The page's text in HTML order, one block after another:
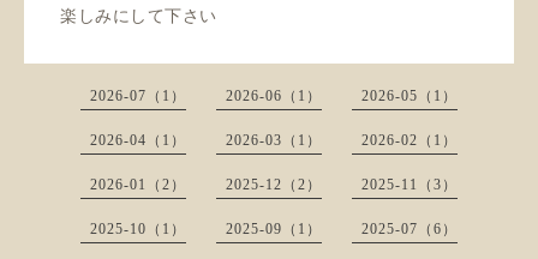
楽しみにして下さい
2026-07（1） 2026-06（1） 2026-05（1）
2026-04（1） 2026-03（1） 2026-02（1）
2026-01（2） 2025-12（2） 2025-11（3）
2025-10（1） 2025-09（1） 2025-07（6）